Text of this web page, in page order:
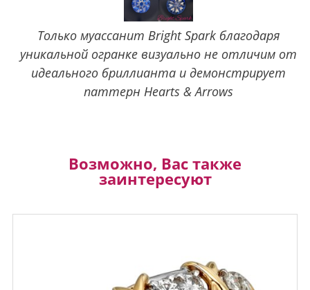
Только муассанит Bright Spark благодаря
уникальной огранке визуально не отличим от
идеального бриллианта и демонстрирует
паттерн Hearts & Arrows
Возможно, Вас также
заинтересуют